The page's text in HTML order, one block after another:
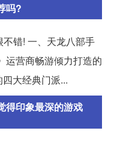
吗?
错! 一、天龙八部手
运营商畅游倾力打造的
大经典门派...
得印象最深的游戏